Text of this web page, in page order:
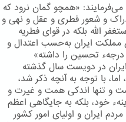
«همچو گمان نرود که
و شعور فطری و عقل و نهی و
اللّه بلکه در قوای فطریه
مملکت ایران به‌حسب اعتدال و
درجهء تحسین را داشته»
در دویست سال گذشته
با توجه به آنچه ذكر شد،
و تنها اندكی همت و غیرت و
خود، بلكه به جایگاهی اعظم
ایران و اولیای امور كشور